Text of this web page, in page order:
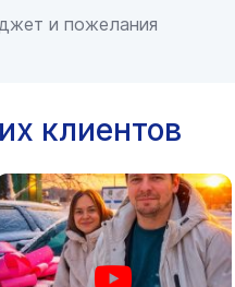
и пожелания
клиентов